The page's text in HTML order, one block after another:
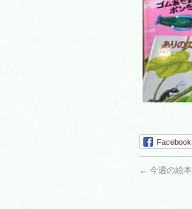
Facebook
← 今週の絵本